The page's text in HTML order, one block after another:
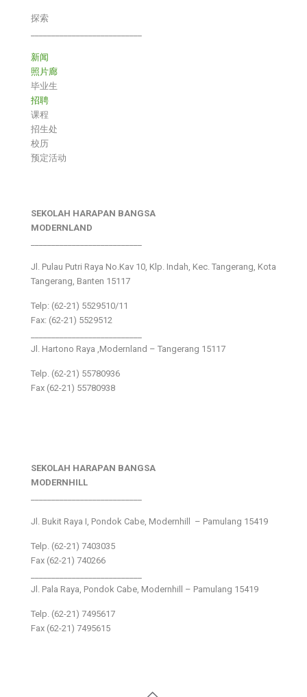
探索
新闻
照片廊
毕业生
招聘
课程
招生处
校历
预定活动
SEKOLAH HARAPAN BANGSA
MODERNLAND
Jl. Pulau Putri Raya No.Kav 10, Klp. Indah, Kec. Tangerang, Kota
Tangerang, Banten 15117
Telp: (62-21) 5529510/11
Fax: (62-21) 5529512
Jl. Hartono Raya ,Modernland – Tangerang 15117
Telp. (62-21) 55780936
Fax (62-21) 55780938
SEKOLAH HARAPAN BANGSA
MODERNHILL
Jl. Bukit Raya I, Pondok Cabe, Modernhill – Pamulang 15419
Telp. (62-21) 7403035
Fax (62-21) 740266
Jl. Pala Raya, Pondok Cabe, Modernhill – Pamulang 15419
Telp. (62-21) 7495617
Fax (62-21) 7495615